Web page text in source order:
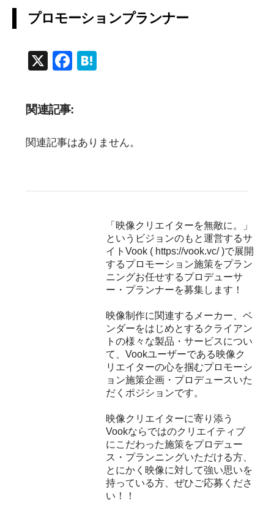
プロモーションプランナー
X
F
e
b
k
a
関連記事:
関連記事はありません。
「映像クリエイターを無敵に。」
というビジョンのもと運営するサ
イトVook ( https://vook.vc/ )で展開
するプロモーション施策をプラン
ニングお任せするプロデューサ
ー・プランナーを募集します！
映像制作に関連するメーカー、ベ
ンダーをはじめとするクライアン
トの様々な製品・サービスについ
て、Vookユーザーである映像ク
リエイターの心を掴むプロモーシ
ョン施策企画・プロデュースいた
だくポジションです。
映像クリエイターに寄り添う
Vookならではのクリエイティブ
にこだわった施策をプロデュー
ス・プランニングいただける方、
とにかく映像に対して強い思いを
持っている方、ぜひご応募くださ
い！！